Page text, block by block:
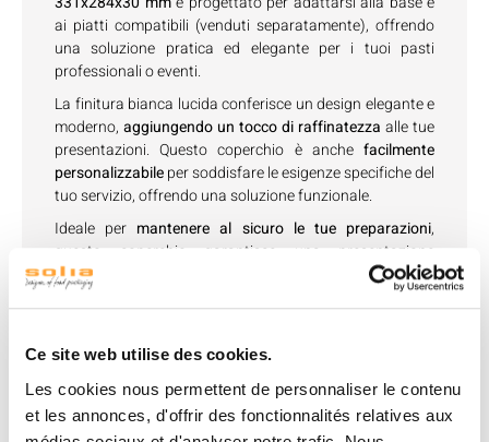
Ce site web utilise des cookies.
Les cookies nous permettent de personnaliser le contenu
et les annonces, d'offrir des fonctionnalités relatives aux
ai piatti compatibili (venduti separatamente), offrendo
una soluzione pratica ed elegante per i tuoi pasti
professionali o eventi.
La finitura bianca lucida conferisce un design elegante e
moderno, aggiungendo un tocco di raffinatezza alle tue
presentazioni. Questo coperchio è anche facilmente
personalizzabileper soddisfare le esigenze specifiche del
tuo servizio, offrendo una soluzione funzionale.
Ideale per mantenere al sicuro le tue preparazioni,
questo coperchio garantisce una presentazione
ordinata e professionale, che si tratti di pasti da asporto,
buffet o servizi catering.
Vedi accessori